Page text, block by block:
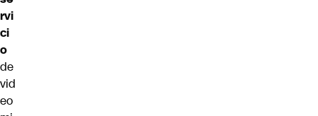
rvi
ci
o
de
vid
eo